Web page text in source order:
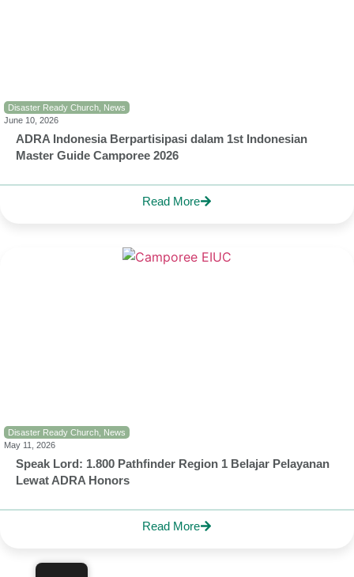
Disaster Ready Church News
June 10, 2026
ADRA Indonesia Berpartisipasi dalam 1st Indonesian
Master Guide Camporee 2026
Read More
Disaster Ready Church News
May 11, 2026
Speak Lord: 1.800 Pathfinder Region 1 Belajar Pelayanan
Lewat ADRA Honors
Read More